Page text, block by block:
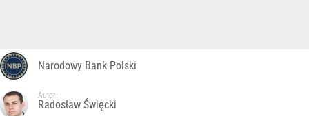
Narodowy Bank Polski
Autor:
Radosław Święcki